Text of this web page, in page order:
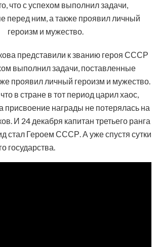
представили к званию героя СССР
выполнил задачи, поставленные
проявил личный героизм и мужество.
в стране в тот период царил хаос,
присвоение награды не потерялась на
И 24 декабря капитан третьего ранга
стал Героем СССР. А уже спустя сутки
государства.